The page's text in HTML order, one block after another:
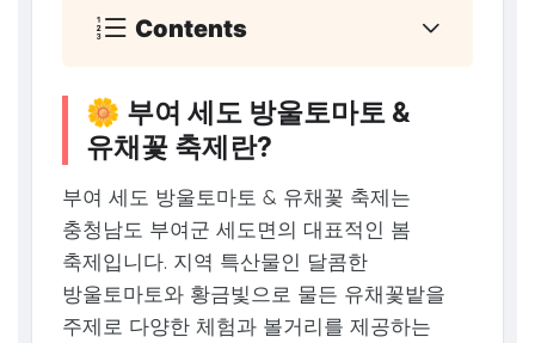
Contents
🌼 부여 세도 방울토마토 &
유채꽃 축제란?
부여 세도 방울토마토 & 유채꽃 축제는
충청남도 부여군 세도면의 대표적인 봄
축제입니다. 지역 특산물인 달콤한
방울토마토와 황금빛으로 물든 유채꽃밭을
주제로 다양한 체험과 볼거리를 제공하는